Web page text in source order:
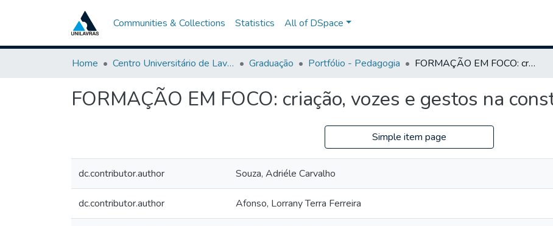
Communities & Collections Statistics All of DSpace
Home Centro Universitário de Lavras-UNILAVRAS Graduação Portfólio - Pedagogia FORMAÇÃO EM FOCO: criação, vozes e gestos na construção docente
FORMAÇÃO EM FOCO: criação, vozes e gestos na
Simple item page
dc.contributor.author Souza, Adriéle Carvalho
dc.contributor.author Afonso, Lorrany Terra Ferreira